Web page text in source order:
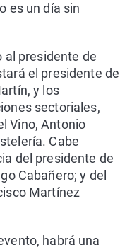
es un día sin
al presidente de
el presidente de
y los
sectoriales,
Vino, Antonio
Cabe
del presidente de
Cabañero; y del
Martínez
habrá una